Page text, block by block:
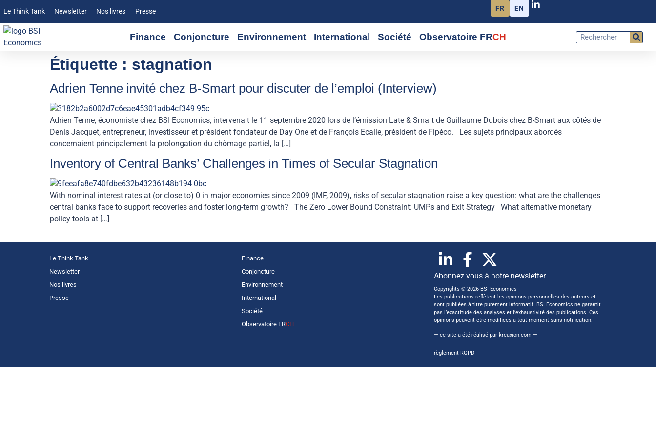
Le Think Tank Newsletter Nos livres Presse FR EN
Finance Conjoncture Environnement International Société Observatoire FRCH
Étiquette : stagnation
Adrien Tenne invité chez B-Smart pour discuter de l’emploi (Interview)
Adrien Tenne, économiste chez BSI Economics, intervenait le 11 septembre 2020 lors de l’émission Late & Smart de Guillaume Dubois chez B-Smart aux côtés de
Denis Jacquet, entrepreneur, investisseur et président fondateur de Day One et de François Ecalle, président de Fipéco. Les sujets principaux abordés
concernaient principalement la prolongation du chômage partiel, la […]
Inventory of Central Banks’ Challenges in Times of Secular Stagnation
With nominal interest rates at (or close to) 0 in major economies since 2009 (IMF, 2009), risks of secular stagnation raise a key question: what are the challenges
central banks face to support recoveries and foster long-term growth? The Zero Lower Bound Constraint: UMPs and Exit Strategy What alternative monetary
policy tools at […]
Le Think Tank
Newsletter
Nos livres
Presse
Finance
Conjoncture
Environnement
International
Société
Observatoire FRCH
Abonnez vous à notre newsletter
Copyrights © 2026 BSI Economics
Les publications reflètent les opinions personnelles des auteurs et
sont publiées à titre purement informatif. BSI Economics ne garantit
pas l’exactitude des analyses et l’exhaustivité des publications. Ces
opinions peuvent être modifiées à tout moment sans notification.
— ce site a été réalisé par kreaxion.com —
règlement RGPD